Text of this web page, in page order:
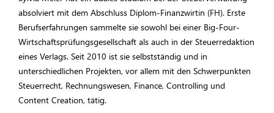
absolviert mit dem Abschluss Diplom-Finanzwirtin (FH). Erste
Berufserfahrungen sammelte sie sowohl bei einer Big-Four-
Wirtschaftsprüfungsgesellschaft als auch in der Steuerredaktion
eines Verlags. Seit 2010 ist sie selbstständig und in
unterschiedlichen Projekten, vor allem mit den Schwerpunkten
Steuerrecht, Rechnungswesen, Finance, Controlling und
Content Creation, tätig.